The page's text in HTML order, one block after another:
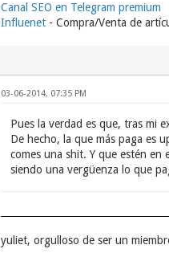
Canal SEO en Telegram premium
Influenet- Compra/Venta de
03-06-2014, 07:35 PM
Pues la verdad es que, tras mi
De hecho, la que más paga es
comes una shit. Y que estén
siendo una vergüenza lo que
yuliet, orgulloso de ser un